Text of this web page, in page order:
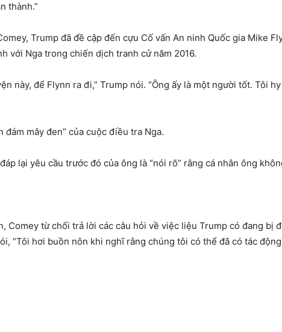
thành.”
Trump đã đề cập đến cựu Cố vấn An ninh Quốc gia Mike
với Nga trong chiến dịch tranh cử năm 2016.
này, để Flynn ra đi,” Trump nói. “Ông ấy là một người tốt. Tôi
đám mây đen” của cuộc điều tra Nga.
lại yêu cầu trước đó của ông là “nói rõ” rằng cá nhân ông
Comey từ chối trả lời các câu hỏi về việc liệu Trump có đang bị
“Tôi hơi buồn nôn khi nghĩ rằng chúng tôi có thể đã có tác